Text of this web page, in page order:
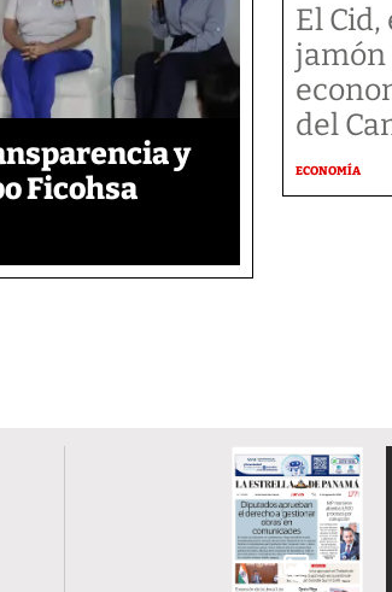
y
Ficohsa
El
del
ECONOMÍA